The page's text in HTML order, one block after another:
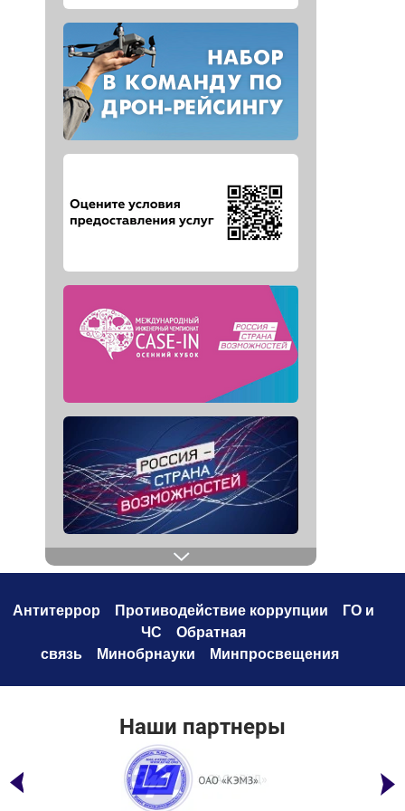
Антитеррор Противодействие коррупции
ГО и
ЧС
Обратная
связь
Минобрнауки Минпросвещения
Наши партнеры